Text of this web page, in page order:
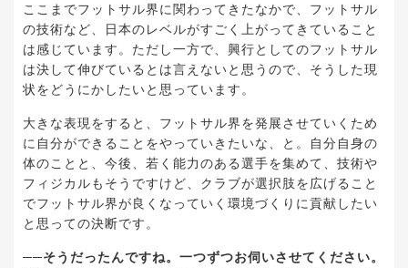
ここまでフットサル界に関わってきたなかで、フットサル
の技術など、日本のレベルがすごく上がってきていること
は感じています。ただし一方で、興行としてのフットサル
は決して伸びているとは言えないと思うので、そうした現
状をどうにかしたいと思っています。
大きな表現をすると、フットサル界を発展させていくため
に自分ができることをやっていきたいな、と。自分自身の
体のことと、今後、若く能力のある選手を集めて、技術や
フィジカルもそうですけど、クラブが選択肢を広げること
でフットサル界が良くなっていく環境づくりに貢献したい
と思っての決断です。
──そうだったんですね。一つずつお伺いさせてください。